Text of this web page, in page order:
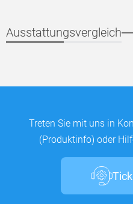
Ausstattungsvergleich
Treten Sie mit uns in
(Produktinfo) oder